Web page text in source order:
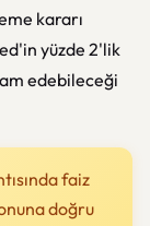
kararı
yüzde 2'lik
edebileceği
faiz
doğru